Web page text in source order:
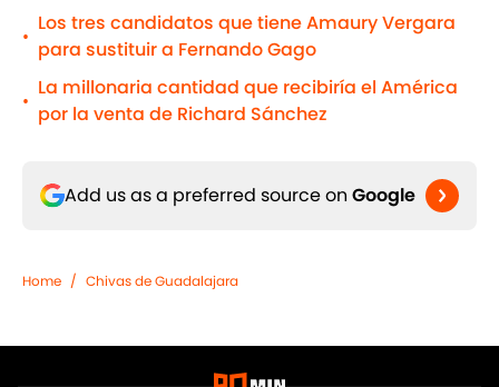
•
Los tres candidatos que tiene Amaury Vergara
para sustituir a Fernando Gago
•
La millonaria cantidad que recibiría el América
por la venta de Richard Sánchez
Add us as a preferred source on Google
Home / Chivas de Guadalajara